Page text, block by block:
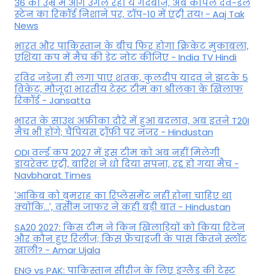
36 की उम्र में आग उगल रहा ये गेंदबाज, अब कपिल देव-डेल
स्टेन का रिकॉर्ड निशाने पर, टॉप-10 में एंट्री तय! - Aaj Tak
News
भारत और पाकिस्तान के बीच फिर होगा क्रिकेट मुकाबला,
एशिया कप में मैच की डेट नोट कीजिए - India TV Hindi
रविंद्र जडेजा ही लगा पाए शतक, कुलदीप यादव ने झटके 5
विकेट, मौजूदा भारतीय टेस्ट टीम का श्रीलंका के खिलाफ
रिकॉर्ड - Jansatta
भारत के साउथ अफ्रीका दौरे में हुआ बदलाव, अब इतने T20I
मैच भी होंगे; चैंपियंस ट्रॉफी पर नजर - Hindustan
ODI वर्ल्ड कप 2027 में इस टीम को अब नहीं मिलेगी
डायरेक्ट एंट्री, बारिश ने धो दिया सपना, रद्द हो गया मैच -
Navbharat Times
'आकिब को बुमराह का रिप्लेसमेंट नहीं होना चाहिए था
क्योंकि...', वसीम जाफर ने कही बड़ी बात - Hindustan
SA20 2027: किस टीम ने किन खिलाड़ियों को किया रिटेन
और कौन हुए रिलीज; किस फ्रेंचाइजी के पास कितने स्लॉट
खाली? - Amar Ujala
ENG vs PAK: पाकिस्तान सीरीज के लिए इंग्लैंड की टेस्ट